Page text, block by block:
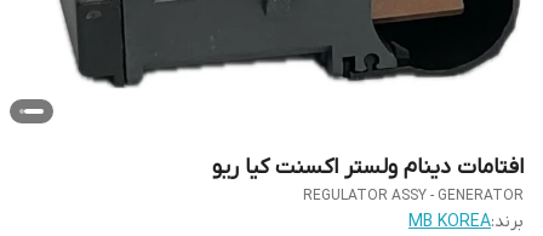
افتامات دینام ولستر اکسنت کیا ریو
REGULATOR ASSY - GENERATOR
برند:MB KOREA